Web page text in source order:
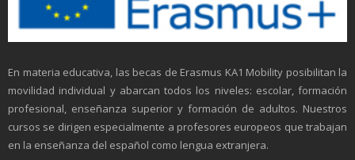
En materia educativa, las becas de Erasmus KA1 Mobility posibilitan la
movilidad individual y abarcan todos los niveles: escolar, formación
profesional, enseñanza superior y formación de adultos. Nuestros
cursos se dirigen especialmente a profesores europeos que trabajan
en la enseñanza del español como lengua extranjera.